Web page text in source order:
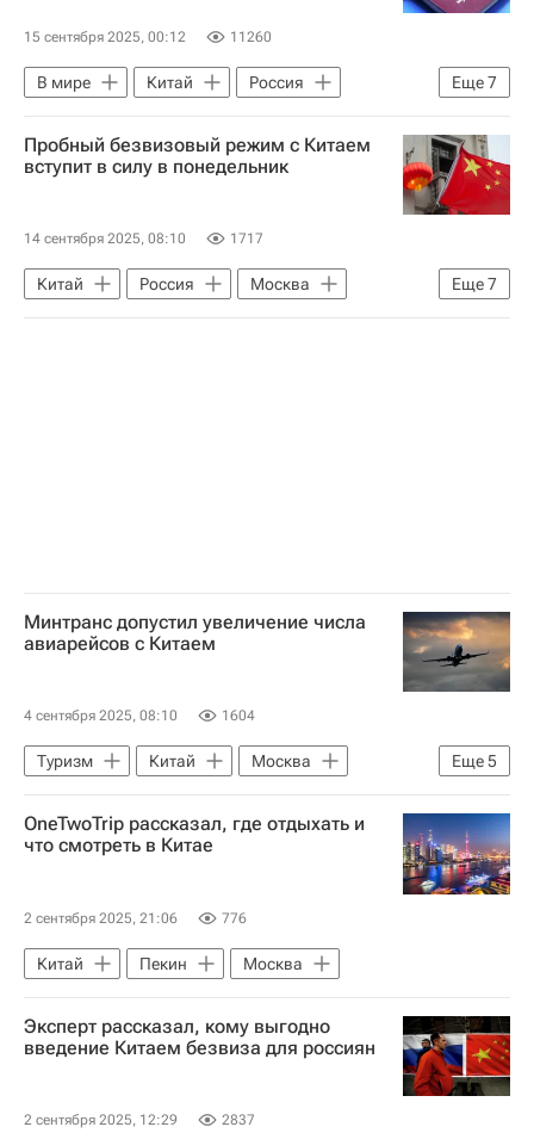
15 сентября 2025, 00:12 11260
Еще7
В мире Китай
Россия
Москва
Майя Ломидзе
Андрей Никитин (политик)
Ассоциация туроператоров России (АТОР)
Пробный безвизовый режим с Китаем
вступит в силу в понедельник
14 сентября 2025, 08:10 1717
Еще7
Китай Россия
Москва
Майя Ломидзе
Минтранс допустил увеличение числа
авиарейсов с Китаем
4 сентября 2025, 08:10 1604
Еще5
Туризм Китай
Москва
Владивосток
Андрей Никитин (политик)
Аэрофлот
Новости - Туризм
OneTwoTrip рассказал, где отдыхать и
что смотреть в Китае
2 сентября 2025, 21:06 776
Китай Пекин Москва
Эксперт рассказал, кому выгодно
введение Китаем безвиза для россиян
2 сентября 2025, 12:29 2837